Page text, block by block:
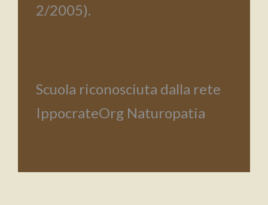
2/2005).
Scuola riconosciuta dalla rete
IppocrateOrg Naturopatia